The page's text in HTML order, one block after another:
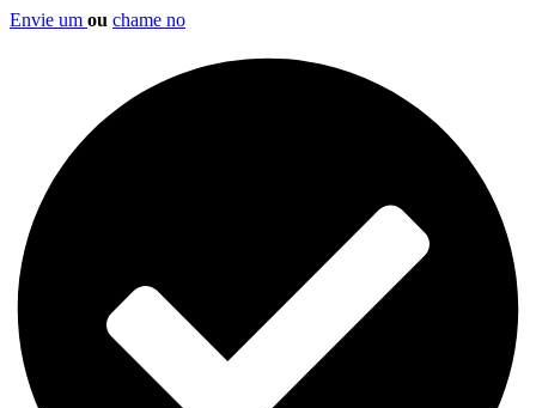
Envie um ou chame no